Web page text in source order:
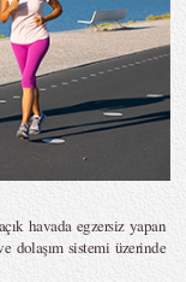
havada egzersiz yapan
dolaşım sistemi üzerinde